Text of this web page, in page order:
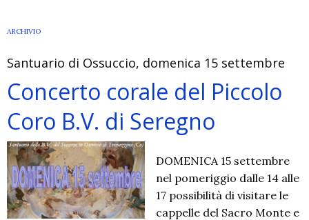
ARCHIVIO
Santuario di Ossuccio, domenica 15 settembre
Concerto corale del Piccolo
Coro B.V. di Seregno
DOMENICA 15 settembre
nel pomeriggio dalle 14 alle
17 possibilità di visitare le
cappelle del Sacro Monte e